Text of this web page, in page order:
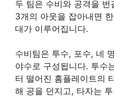
두 팀은 수비와 공격을 번
3개의 아웃을 잡아내면 한
대가 이루어집니다.
수비팀은 투수, 포수, 네
야수로 구성됩니다. 투수
터 떨어진 홈플레이트의
해 공을 던지고, 타자는